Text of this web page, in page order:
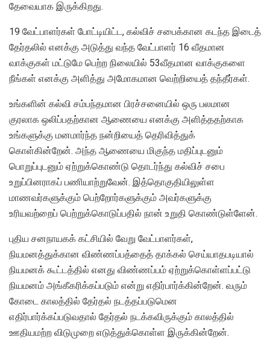
தேவையாக இருக்கிறது.
19 வேட்பாளர்கள் போட்டியிட்ட, கல்விச் சபைக்கான கடந்த இடைத்
தேர்தலில் எனக்கு அடுத்து வந்த வேட்பாளர் 16 வீதமான
வாக்குகள் மட்டுமே பெற்ற நிலையில் 53வீதமான வாக்குகளை
நீங்கள் எனக்கு அளித்து அமோகமான வெற்றியைத் தந்தீர்கள்.
உங்களின் கல்வி சம்பந்தமான பிரச்சனையில் ஒரு பலமான
குரலாக ஒலிப்பதற்கான ஆணையை எனக்கு அளித்ததற்காக
உங்களுக்கு மனமார்ந்த நன்றியைத் தெரிவித்துக்
கொள்கின்றேன். அந்த ஆணையை மிகுந்த மதிப்புடனும்
பொறுப்புடனும் ஏற்றுக்கொண்டு தொடர்ந்து கல்விச் சபை
உறுப்பினராகப் பணியாற்றுவேன். இத்தொகுதியிலுள்ள
மாணவர்களுக்கும் பெற்றோர்களுக்கும் அவர்களுக்கு
உரியவற்றைப் பெற்றுக்கொடுப்பதில் நான் உறுதி கொண்டுள்ளேன்.
புதிய சனநாயகக் கட்சியில் வேறு வேட்பாளர்கள்,
நியமனத்துக்கான விண்ணப்பத்தைத் தாக்கல் செய்யாதபடியால்
நியமனக் கூட்டத்தில் எனது விண்ணப்பம் ஏற்றுக்கொள்ளப்பட்டு
நியமனம் அங்கீகரிக்கப்படும் என்று எதிர்பார்க்கின்றேன். வரும்
கோடை காலத்தில் தேர்தல் நடத்தப்படுமென
எதிர்பார்க்கப்படுவதால் தேர்தல் நடக்கவிருக்கும் காலத்தில்
ஊதியமற்ற விடுமுறை எடுத்துக்கொள்ள இருக்கின்றேன்.